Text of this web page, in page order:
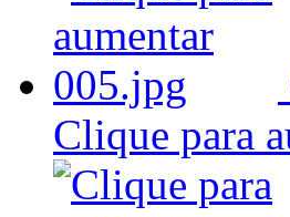
Clique para